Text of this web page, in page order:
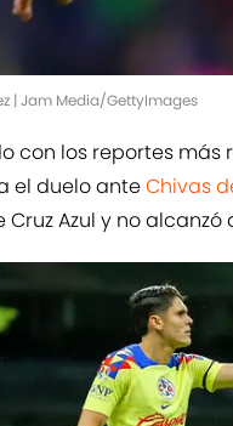
| Jam Media/GettyImages
con los reportes
el duelo anteChivas
Cruz Azul y no